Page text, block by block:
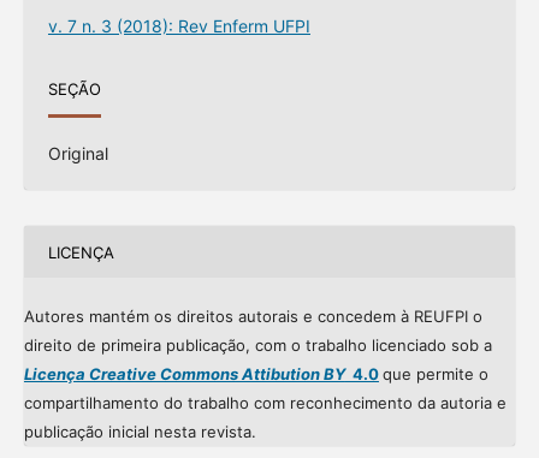
v. 7 n. 3 (2018): Rev Enferm UFPI
SEÇÃO
Original
LICENÇA
Autores mantém os direitos autorais e concedem à REUFPI o
direito de primeira publicação, com o trabalho licenciado sob a
Licença Creative Commons Attibution BY4.0que permite o
compartilhamento do trabalho com reconhecimento da autoria e
publicação inicial nesta revista.